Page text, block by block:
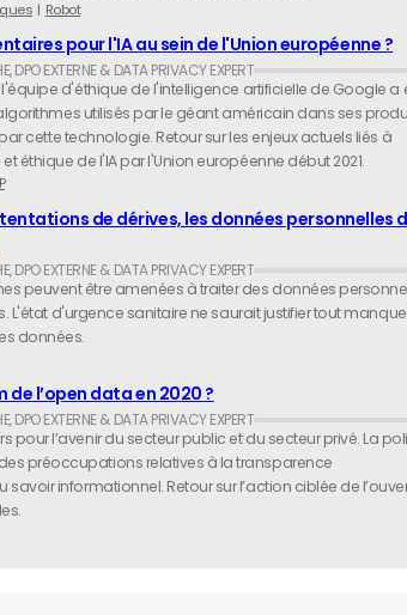
Robot
pour l'IA au sein de l'Union européenne ?
d'éthique de l'intelligence artificielle de Google a
utilisés par le géant américain dans ses
cette technologie. Retour sur les enjeux actuels liés à
éthique de l'IA par l'Union européenne début 2021.
de dérives, les données personnelles
peuvent être amenées à traiter des données
L'état d'urgence sanitaire ne saurait justifier tout
données.
de l’open data en 2020 ?
pour l’avenir du secteur public et du secteur privé. La
préoccupations relatives à la transparence
informationnel. Retour sur l’action ciblée de